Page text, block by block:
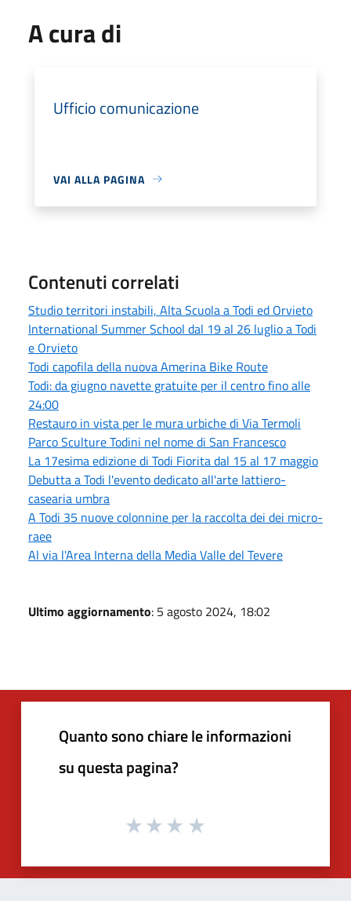
A cura di
Ufficio comunicazione
VAI ALLA PAGINA
Contenuti correlati
Studio territori instabili, Alta Scuola a Todi ed Orvieto
International Summer School dal 19 al 26 luglio a Todi
e Orvieto
Todi capofila della nuova Amerina Bike Route
Todi: da giugno navette gratuite per il centro fino alle
24:00
Restauro in vista per le mura urbiche di Via Termoli
Parco Sculture Todini nel nome di San Francesco
La 17esima edizione di Todi Fiorita dal 15 al 17 maggio
Debutta a Todi l'evento dedicato all'arte lattiero-
casearia umbra
A Todi 35 nuove colonnine per la raccolta dei dei micro-
raee
Al via l'Area Interna della Media Valle del Tevere
Ultimo aggiornamento: 5 agosto 2024, 18:02
Quanto sono chiare le informazioni
su questa pagina?